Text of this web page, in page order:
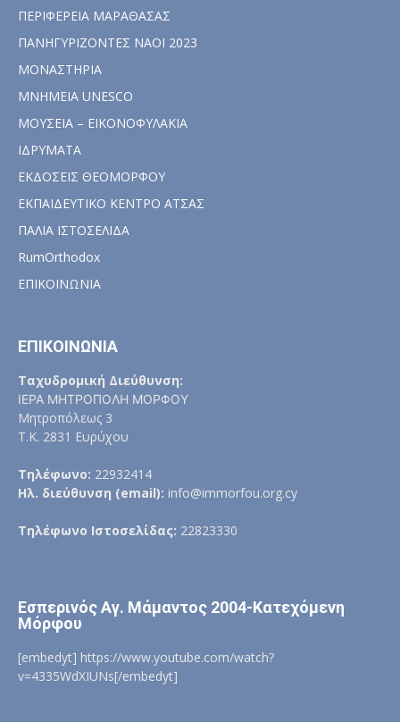
ΠΕΡΙΦΕΡΕΙΑ ΜΑΡΑΘΑΣΑΣ
ΠΑΝΗΓΥΡΙΖΟΝΤΕΣ ΝΑΟΙ 2023
ΜΟΝΑΣΤΗΡΙΑ
ΜΝΗΜΕΙΑ UNESCO
ΜΟΥΣΕΙΑ – ΕΙΚΟΝΟΦΥΛΑΚΙΑ
ΙΔΡΥΜΑΤΑ
ΕΚΔΟΣΕΙΣ ΘΕΟΜΟΡΦΟΥ
ΕΚΠΑΙΔΕΥΤΙΚΟ ΚΕΝΤΡΟ ΑΤΣΑΣ
ΠΑΛΙΑ ΙΣΤΟΣΕΛΙΔΑ
RumOrthodox
ΕΠΙΚΟΙΝΩΝΙΑ
ΕΠΙΚΟΙΝΩΝΙΑ
Ταχυδρομική Διεύθυνση:
ΙΕΡΑ ΜΗΤΡΟΠΟΛΗ ΜΟΡΦΟΥ
Μητροπόλεως 3
Τ.Κ. 2831 Ευρύχου
Τηλέφωνο: 22932414
Ηλ. διεύθυνση (email): info@immorfou.org.cy
Τηλέφωνο Ιστοσελίδας: 22823330
Εσπερινός Αγ. Μάμαντος 2004-Κατεχόμενη
Μόρφου
[embedyt] https://www.youtube.com/watch?
v=4335WdXIUNs[/embedyt]